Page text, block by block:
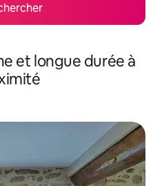
et longue durée à